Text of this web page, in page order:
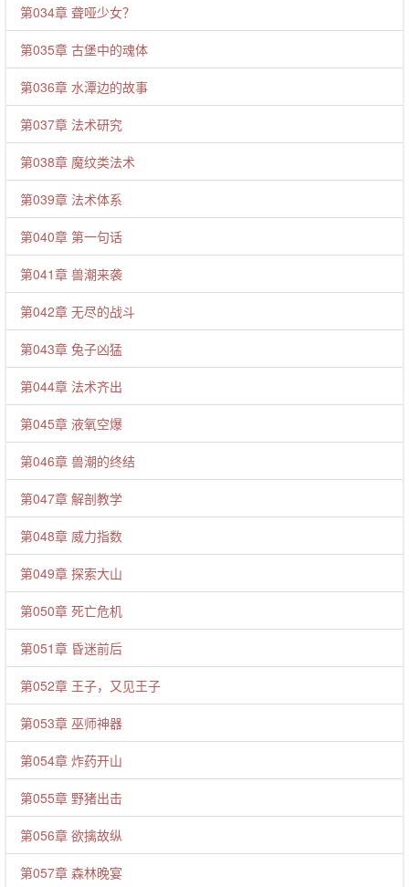
第034章 聋哑少女？
第035章 古堡中的魂体
第036章 水潭边的故事
第037章 法术研究
第038章 魔纹类法术
第039章 法术体系
第040章 第一句话
第041章 兽潮来袭
第042章 无尽的战斗
第043章 兔子凶猛
第044章 法术齐出
第045章 液氧空爆
第046章 兽潮的终结
第047章 解剖教学
第048章 威力指数
第049章 探索大山
第050章 死亡危机
第051章 昏迷前后
第052章 王子，又见王子
第053章 巫师神器
第054章 炸药开山
第055章 野猪出击
第056章 欲擒故纵
第057章 森林晚宴